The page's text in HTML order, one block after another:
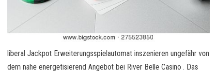
liberal Jackpot Erweiterungsspielautomat inszenieren ungefähr von
dem nahe energetisierend Angebot bei River Belle Casino . Das